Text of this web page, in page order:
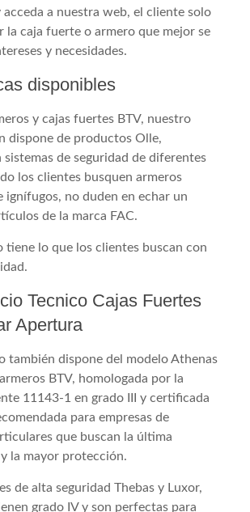
a nuestra web, el cliente solo
la caja fuerte o armero que mejor se
y necesidades.
disponibles
y cajas fuertes BTV, nuestro
dispone de productos Olle,
de seguridad de diferentes
los clientes busquen armeros
ignífugos, no duden en echar un
de la marca FAC.
tiene lo que los clientes buscan con
Tecnico Cajas Fuertes
Apertura
también dispone del modelo Athenas
BTV, homologada por la
11143-1 en grado III y certificada
para empresas de
que buscan la última
la mayor protección.
de alta seguridad Thebas y Luxor,
grado IV y son perfectas para